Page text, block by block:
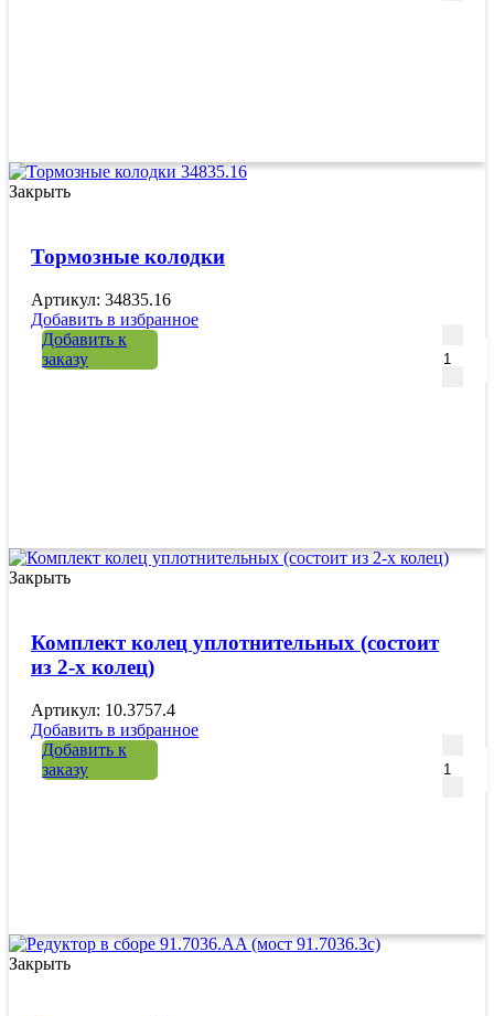
Закрыть
Тормозные колодки
Артикул: 34835.16
Добавить в избранное
Добавить к
заказу
Закрыть
Комплект колец уплотнительных (состоит
из 2-х колец)
Артикул: 10.3757.4
Добавить в избранное
Добавить к
заказу
Закрыть